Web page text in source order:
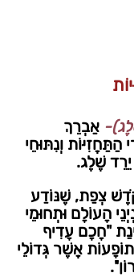
אַבְרֵךְ
הַתַּחֲזִיּוֹת וְנִתּוּחֵי
שֶׁלֶג.
צְפַת, שֶׁנּוֹדַע
הָעוֹלָם וּתְחוּמֵי
"חָכָם עָדִיף
אֲשֶׁר גְּדוֹלֵי